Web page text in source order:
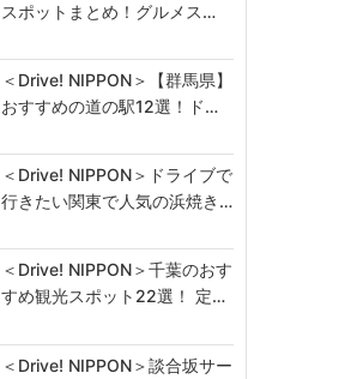
スポットまとめ！グルメス…
＜Drive! NIPPON＞【群馬県】
おすすめの道の駅12選！ド…
＜Drive! NIPPON＞ドライブで
行きたい関東で人気の浜焼き…
＜Drive! NIPPON＞千葉のおす
すめ観光スポット22選！ 定…
＜Drive! NIPPON＞談合坂サー